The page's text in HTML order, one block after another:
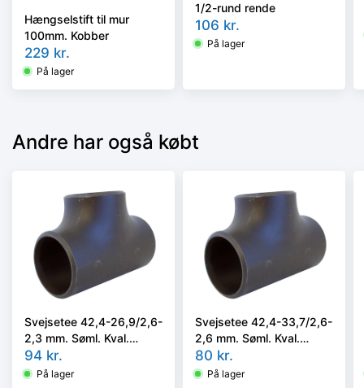
Hængselstift til mur
100mm. Kobber
229 kr.
På lager
1/2-rund rende
106 kr.
På lager
Andre har også købt
Svejsetee 42,4-26,9/2,6-
2,3 mm. Søml. Kval.
P235GH, EN 10253-
2/rk2 type A.
94 kr.
På lager
Svejsetee 42,4-33,7/2,6-
2,6 mm. Søml. Kval.
P235GH, EN 10253-
2/rk2 type A.
80 kr.
På lager